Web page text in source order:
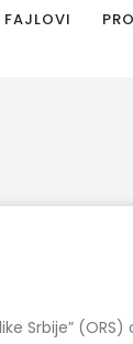
FAJLOVI
Srbije”